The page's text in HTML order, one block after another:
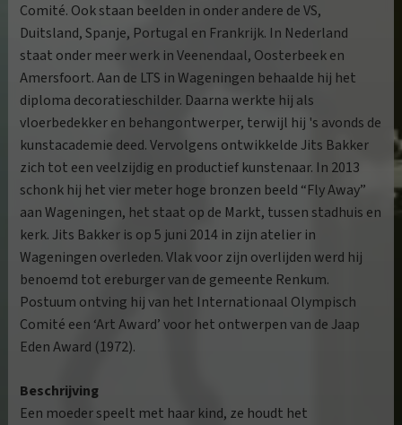
Comité. Ook staan beelden in onder andere de VS,
Duitsland, Spanje, Portugal en Frankrijk. In Nederland
staat onder meer werk in Veenendaal, Oosterbeek en
Amersfoort. Aan de LTS in Wageningen behaalde hij het
diploma decoratieschilder. Daarna werkte hij als
vloerbedekker en behangontwerper, terwijl hij 's avonds de
kunstacademie deed. Vervolgens ontwikkelde Jits Bakker
zich tot een veelzijdig en productief kunstenaar. In 2013
schonk hij het vier meter hoge bronzen beeld “Fly Away”
aan Wageningen, het staat op de Markt, tussen stadhuis en
kerk. Jits Bakker is op 5 juni 2014 in zijn atelier in
Wageningen overleden. Vlak voor zijn overlijden werd hij
benoemd tot ereburger van de gemeente Renkum.
Postuum ontving hij van het Internationaal Olympisch
Comité een ‘Art Award’ voor het ontwerpen van de Jaap
Eden Award (1972).
Beschrijving
Een moeder speelt met haar kind, ze houdt het